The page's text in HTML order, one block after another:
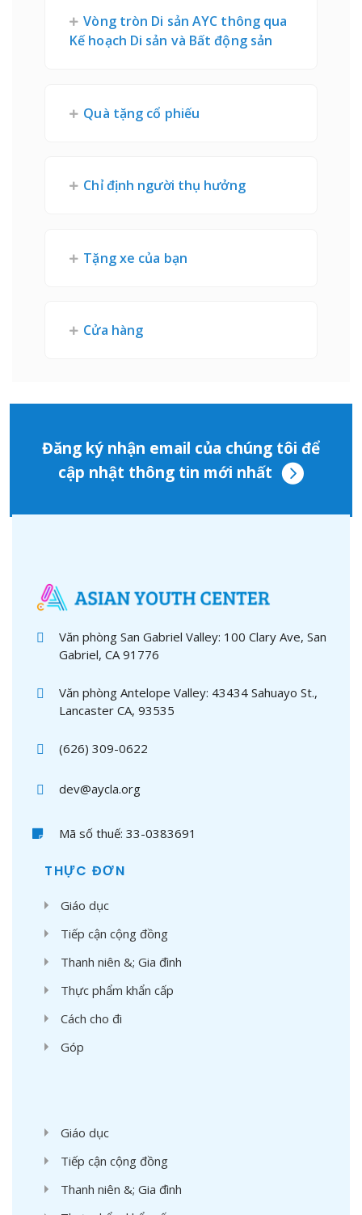
Vòng tròn Di sản AYC thông qua
Kế hoạch Di sản và Bất động sản
Quà tặng cổ phiếu
Chỉ định người thụ hưởng
Tặng xe của bạn
Cửa hàng
Đăng ký nhận email của chúng tôi để
cập nhật thông tin mới nhất
Văn phòng San Gabriel Valley: 100 Clary Ave, San
Gabriel, CA 91776
Văn phòng Antelope Valley: 43434 Sahuayo St.,
Lancaster CA, 93535
(626) 309-0622
dev@aycla.org
Mã số thuế: 33-0383691
THỰC ĐƠN
Giáo dục
Tiếp cận cộng đồng
Thanh niên &; Gia đình
Thực phẩm khẩn cấp
Cách cho đi
Góp
Giáo dục
Tiếp cận cộng đồng
Thanh niên &; Gia đình